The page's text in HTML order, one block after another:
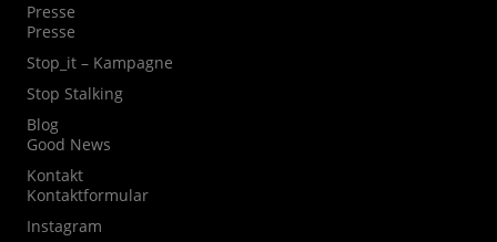
Presse
Presse
Stop_it – Kampagne
Stop Stalking
Blog
Good News
Kontakt
Kontaktformular
Instagram